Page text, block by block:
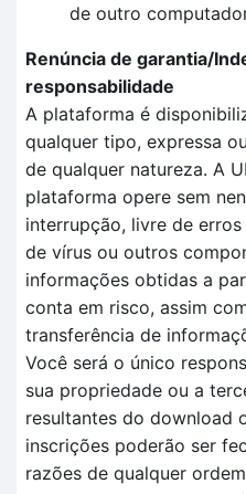
de outro
Renúncia de garantia/
responsabilidade
A plataforma é
qualquer tipo, expressa
de qualquer natureza. A
plataforma opere sem
interrupção, livre de
de vírus ou outros
informações obtidas a
conta em risco, assim
transferência de
Você será o único
sua propriedade ou a
resultantes do download
inscrições poderão ser
razões de qualquer